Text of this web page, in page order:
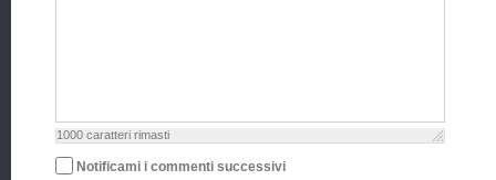
1000 caratteri rimasti
Notificami i commenti successivi